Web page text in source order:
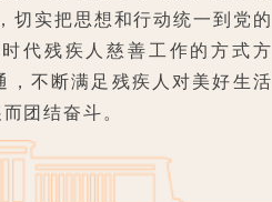
切实把思想和行动统一到党的
代残疾人慈善工作的方式方
，不断满足残疾人对美好生活
团结奋斗。